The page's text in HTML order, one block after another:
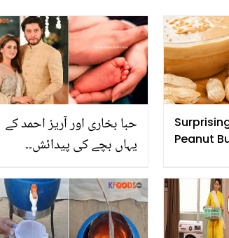
حبا بخاری اور آریز احمد کے
یہاں بچے کی پیدائش۔۔
اور منفرد نام رکھ دیا؟
Peanut